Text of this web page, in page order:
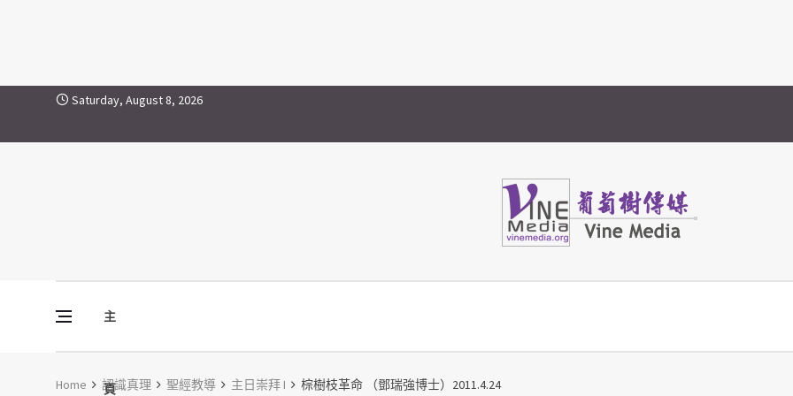
Skip to contentSaturday, August 8, 2026
主
頁
Vine Media
葡萄樹傳媒
Home 認識真理 聖經教導 主日崇拜 I 棕樹枝革命 （鄧瑞強博士）2011.4.24